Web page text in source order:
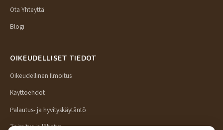
Ota Yhteyttä
Blogi
OIKEUDELLISET TIEDOT
Oikeudellinen Ilmoitus
Käyttöehdot
Palautus- ja hyvityskäytäntö
Toimitus ja lähetys